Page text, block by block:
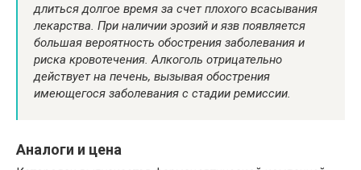
длиться долгое время за счет плохого всасывания
лекарства. При наличии эрозий и язв появляется
большая вероятность обострения заболевания и
риска кровотечения. Алкоголь отрицательно
действует на печень, вызывая обострения
имеющегося заболевания с стадии ремиссии.
Аналоги и цена